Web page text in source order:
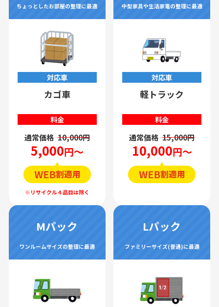
ちょっとしたお部屋の整理に最適
対応車
カゴ車
料金
通常価格 10,000円
5,000円～
中型家具や生活家電の整理に最適
対応車
軽トラック
料金
通常価格 15,000円
10,000円～
Mパック
ワンルームサイズの整理に最適
Lパック
ファミリーサイズ(普通)に最適